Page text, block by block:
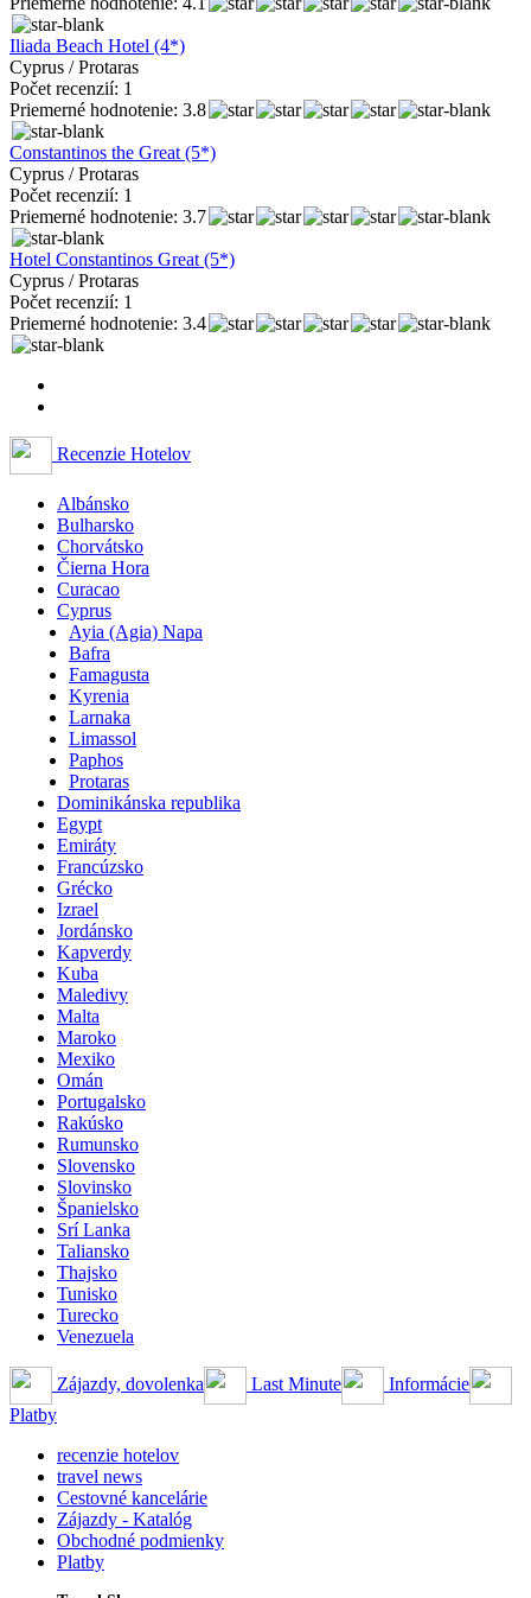
Iliada Beach Hotel (4*)
Cyprus / Protaras
Počet recenzií: 1
Priemerné hodnotenie: 3.8
Constantinos the Great (5*)
Cyprus / Protaras
Počet recenzií: 1
Priemerné hodnotenie: 3.7
Hotel Constantinos Great (5*)
Cyprus / Protaras
Počet recenzií: 1
Priemerné hodnotenie: 3.4
Recenzie Hotelov
Albánsko
Bulharsko
Chorvátsko
Čierna Hora
Curacao
Cyprus
Ayia (Agia) Napa
Bafra
Famagusta
Kyrenia
Larnaka
Limassol
Paphos
Protaras
Dominikánska republika
Egypt
Emiráty
Francúzsko
Grécko
Izrael
Jordánsko
Kapverdy
Kuba
Maledivy
Malta
Maroko
Mexiko
Omán
Portugalsko
Rakúsko
Rumunsko
Slovensko
Slovinsko
Španielsko
Srí Lanka
Taliansko
Thajsko
Tunisko
Turecko
Venezuela
Zájazdy, dovolenka Last Minute
Informácie
Platby
recenzie hotelov
travel news
Cestovné kancelárie
Zájazdy - Katalóg
Obchodné podmienky
Platby